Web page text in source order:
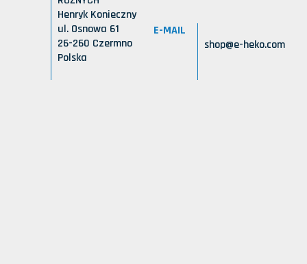
Henryk Konieczny
ul. Osnowa 61
26-260 Czermno
Polska
E-MAIL
shop@e-heko.com